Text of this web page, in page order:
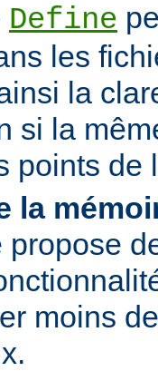
Define
les
la
si la
points de
la
propose
moins